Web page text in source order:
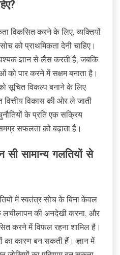
विकसित करने के लिए, व्यक्तियों
को प्राथमिकता देनी चाहिए।
ज्ञान से लैस करती है, जबकि
को पार करने में सक्षम बनाता है।
को सूचित विकल्प बनाने के लिए
विकास की ओर ले जाती
के प्रति एक सक्रिय
सफलता को बढ़ाता है।
सी सामान्य गलतियों से
में स्वतंत्र सोच के बिना केवल
लचीलापन की अनदेखी करना, और
करने में विफल रहना शामिल है।
का कारण बन सकती हैं। ज्ञान में